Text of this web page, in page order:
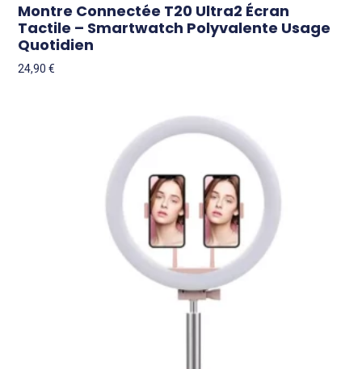
Montre Connectée T20 Ultra2 Écran
Tactile – Smartwatch Polyvalente Usage
Quotidien
24,90€